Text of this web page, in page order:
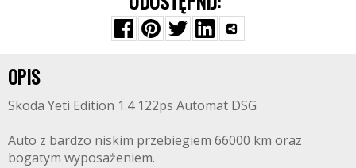
OPIS
Skoda Yeti Edition 1.4 122ps Automat DSG
Auto z bardzo niskim przebiegiem 66000 km oraz
bogatym wyposażeniem.